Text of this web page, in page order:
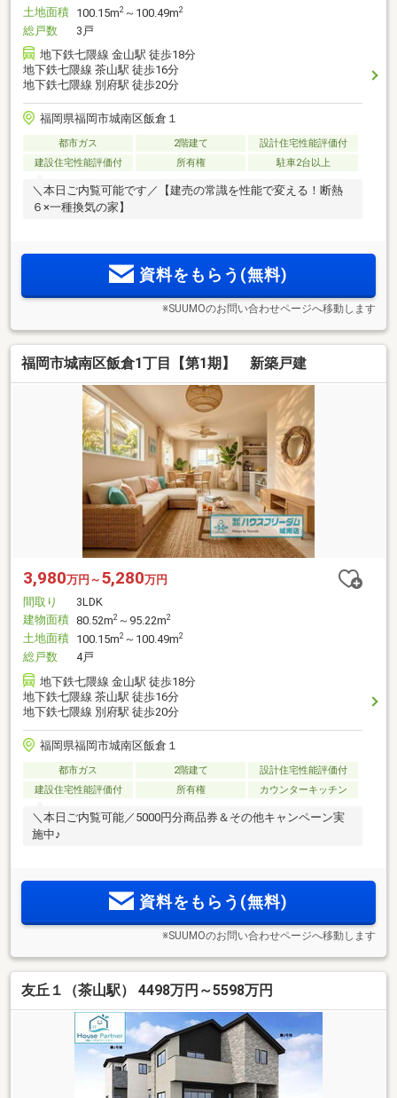
土地面積 100.15m2 ～100.49m2
総戸数
3戸
地下鉄七隈線 金山駅 徒歩18分
地下鉄七隈線 茶山駅 徒歩16分
地下鉄七隈線 別府駅 徒歩20分
福岡県福岡市城南区飯倉１
都市ガス 2階建て
設計住宅性能評価付
建設住宅性能評価付
所有権 駐車2台以上
＼本日ご内覧可能です／【建売の常識を性能で変える！断熱
６×一種換気の家】
資料をもらう(無料)
※SUUMOのお問い合わせページへ移動します
福岡市城南区飯倉1丁目【第1期】 新築戸建
3,980万円～ 5,280万円
間取り
3LDK
建物面積 80.52m2 ～95.22m2
土地面積 100.15m2 ～100.49m2
総戸数
4戸
地下鉄七隈線 金山駅 徒歩18分
地下鉄七隈線 茶山駅 徒歩16分
地下鉄七隈線 別府駅 徒歩20分
福岡県福岡市城南区飯倉１
都市ガス 2階建て
設計住宅性能評価付
建設住宅性能評価付
所有権 カウンターキッチン
＼本日ご内覧可能／5000円分商品券＆その他キャンペーン実
施中♪
資料をもらう(無料)
※SUUMOのお問い合わせページへ移動します
友丘１（茶山駅） 4498万円～5598万円